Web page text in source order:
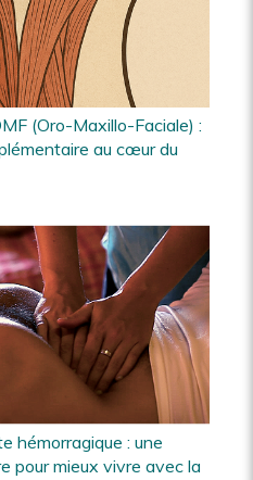
(Oro-Maxillo-Faciale) :
au cœur du
hémorragique : une
pour mieux vivre avec la